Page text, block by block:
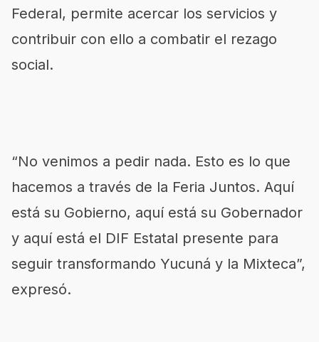
Federal, permite acercar los servicios y
contribuir con ello a combatir el rezago
social.
“No venimos a pedir nada. Esto es lo que
hacemos a través de la Feria Juntos. Aquí
está su Gobierno, aquí está su Gobernador
y aquí está el DIF Estatal presente para
seguir transformando Yucuná y la Mixteca”,
expresó.